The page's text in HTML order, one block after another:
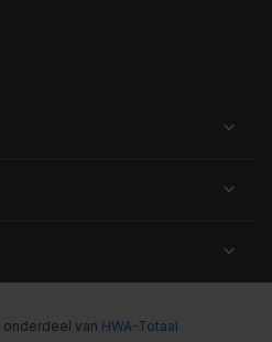
onderdeel van HWA-Totaal